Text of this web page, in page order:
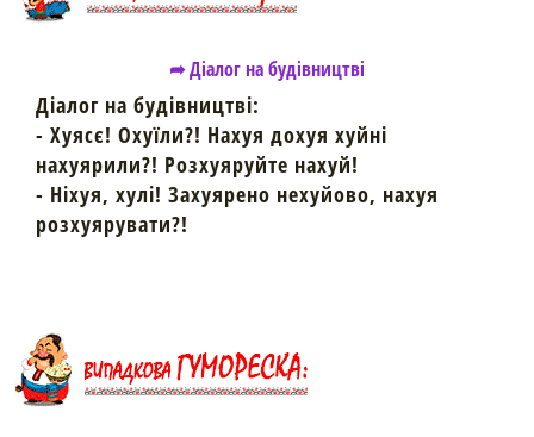
➦ Діалог на будівництві
Діалог на будівництві:
- Хуясє! Охуїли?! Нахуя дохуя хуйні
нахуярили?! Розхуяруйте нахуй!
- Ніхуя, хулі! Захуярено нехуйово, нахуя
розхуярувати?!